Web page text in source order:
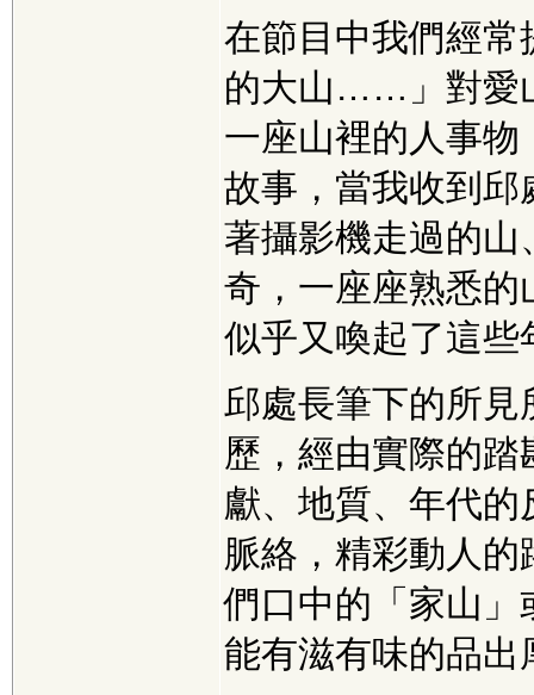
在節目中我們經
的大山……」對愛
一座山裡的人事
故事，當我收到
著攝影機走過的
奇，一座座熟悉
似乎又喚起了這
邱處長筆下的所
歷，經由實際的
獻、地質、年代
脈絡，精彩動人
們口中的「家山
能有滋有味的品出